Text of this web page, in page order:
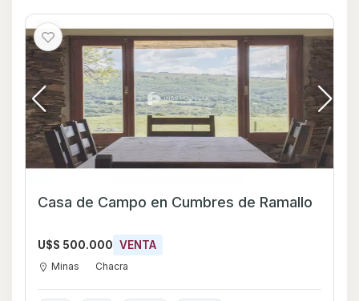
Casa de Campo en Cumbres de Ramallo
U$S 500.000 VENTA
Minas Chacra